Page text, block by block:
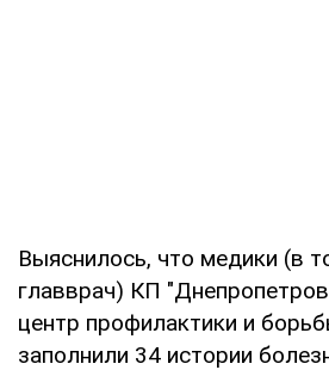
Выяснилось, что медики (в
главврач) КП
центр профилактики и
заполнили 34 истории